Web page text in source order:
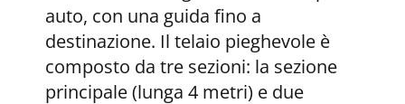
auto, con una guida fino a
destinazione. Il telaio pieghevole è
composto da tre sezioni: la sezione
principale (lunga 4 metri) e due